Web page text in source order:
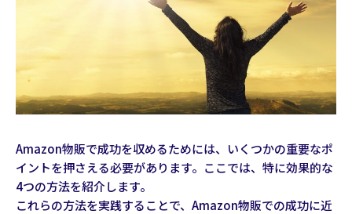
Amazon物販で成功を収めるためには、いくつかの重要なポ
イントを押さえる必要があります。ここでは、特に効果的な
4つの方法を紹介します。
これらの方法を実践することで、Amazon物販での成功に近